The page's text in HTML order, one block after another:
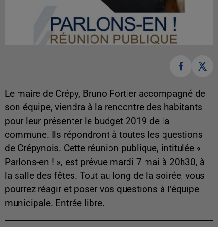
Le maire de Crépy, Bruno Fortier accompagné de
son équipe, viendra à la rencontre des habitants
pour leur présenter le budget 2019 de la
commune. Ils répondront à toutes les questions
de Crépynois. Cette réunion publique, intitulée «
Parlons-en ! », est prévue mardi 7 mai à 20h30, à
la salle des fêtes. Tout au long de la soirée, vous
pourrez réagir et poser vos questions à l’équipe
municipale. Entrée libre.